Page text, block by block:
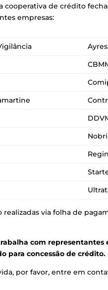
cooperativa de crédito
empresas:
realizadas via folha de
com
para concessão de crédito.
por favor, entre em